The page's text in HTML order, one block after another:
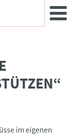
im eigenen